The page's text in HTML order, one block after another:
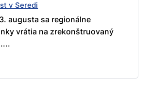
v Seredi
augusta sa regionálne
vrátia na zrekonštruovaný